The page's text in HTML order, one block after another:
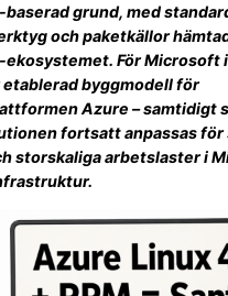
baserad grund, med
och paketkällor
ekosystemet. För Microsoft
etablerad byggmodell för
Azure – samtidigt
fortsatt anpassas för
storskaliga arbetslaster i